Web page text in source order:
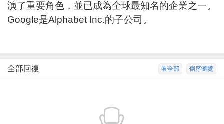
演了重要角色，並已成為全球最知名的企業之一。
Google是Alphabet Inc.的子公司。
倒序瀏覽
看全部
全部回復